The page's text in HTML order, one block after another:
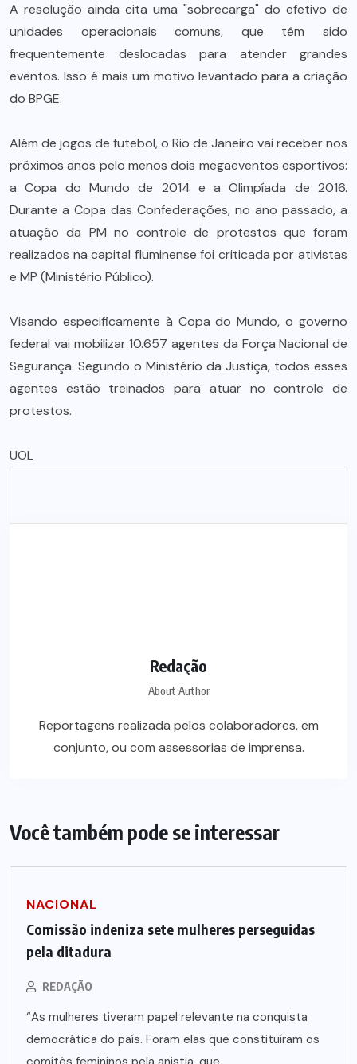
A resolução ainda cita uma "sobrecarga" do efetivo de
unidades operacionais comuns, que têm sido
frequentemente deslocadas para atender grandes
eventos. Isso é mais um motivo levantado para a criação
do BPGE.
Além de jogos de futebol, o Rio de Janeiro vai receber nos
próximos anos pelo menos dois megaeventos esportivos:
a Copa do Mundo de 2014 e a Olimpíada de 2016.
Durante a Copa das Confederações, no ano passado, a
atuação da PM no controle de protestos que foram
realizados na capital fluminense foi criticada por ativistas
e MP (Ministério Público).
Visando especificamente à Copa do Mundo, o governo
federal vai mobilizar 10.657 agentes da Força Nacional de
Segurança. Segundo o Ministério da Justiça, todos esses
agentes estão treinados para atuar no controle de
protestos.
UOL
Redação
About Author
Reportagens realizada pelos colaboradores, em
conjunto, ou com assessorias de imprensa.
Você também pode se interessar
NACIONAL
Comissão indeniza sete mulheres perseguidas
pela ditadura
REDAÇÃO
“As mulheres tiveram papel relevante na conquista
democrática do país. Foram elas que constituíram os